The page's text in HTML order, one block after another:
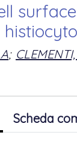
;
Scheda